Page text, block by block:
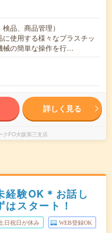
品、商品管理）
使用する様々なプラスチッ
械の簡単な操作を行…
詳しく見る
クFO大阪第三支店
経験OK＊お話し
スタート！
日祝日が休み WEB登録OK